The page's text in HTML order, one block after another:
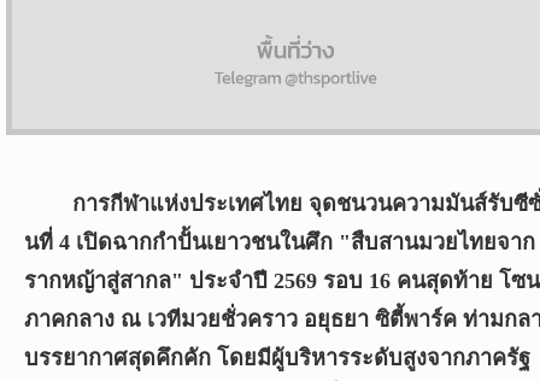
การกีฬาแห่งประเทศไทย จุดชนวนความมันส์รับซี
นที่ 4 เปิดฉากกำปั้นเยาวชนในศึก "สืบสานมวยไทยจาก
รากหญ้าสู่สากล" ประจำปี 2569 รอบ 16 คนสุดท้าย โซน
ภาคกลาง ณ เวทีมวยชั่วคราว อยุธยา ซิตี้พาร์ค ท่ามกล
บรรยากาศสุดคึกคัก โดยมีผู้บริหารระดับสูงจากภาครัฐ
24
2026
Sport ,
reserved.